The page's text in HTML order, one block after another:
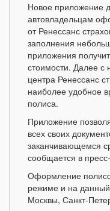
Новое приложение
автовладельцам
от Ренессанс
заполнения
приложения
стоимости. Далее с
центра Ренессанс
наиболее удобное
полиса.
Приложение
всех своих
заканчивающемся
сообщается в
Оформление
режиме и на
Москвы, Санкт-